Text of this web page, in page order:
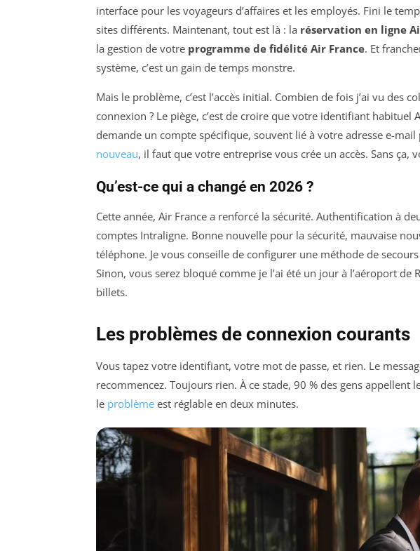
interface pour les voyageurs d’affaires et les employés. Fini le
sites différents. Maintenant, tout est là : la réservation en ligne
la gestion de votre programme de fidélité Air France. Et
système, c’est un gain de temps monstre.
Mais le problème, c’est l’accès initial. Combien de fois j’ai vu des
connexion ? Le piège, c’est de croire que votre identifiant habituel
demande un compte spécifique, souvent lié à votre adresse e-
nouveau, il faut que votre entreprise vous crée un accès. Sans ça,
Qu’est-ce qui a changé en 2026 ?
Cette année, Air France a renforcé la sécurité. Authentification à
comptes Intraligne. Bonne nouvelle pour la sécurité, mauvaise
téléphone. Je vous conseille de configurer une méthode de
Sinon, vous serez bloqué comme je l’ai été un jour à l’aéroport de
billets.
Les problèmes de connexion courants
Vous tapez votre identifiant, votre mot de passe, et rien. Le
recommencez. Toujours rien. À ce stade, 90 % des gens appellent
le problème est réglable en deux minutes.